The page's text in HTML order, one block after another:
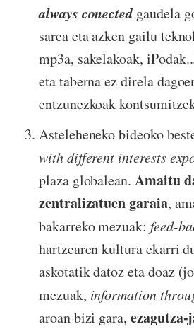
always conected gaudela
sarea eta azken gailu
mp3a, sakelakoak,
eta taberna ez direla
entzunezkoak
Asteleheneko bideoko
with different interests
plaza globalean. Amaitu
zentralizatuen garaia,
bakarreko mezuak: feed-
hartzearen kultura ekarri
askotatik datoz eta doaz
mezuak, information
aroan bizi gara,